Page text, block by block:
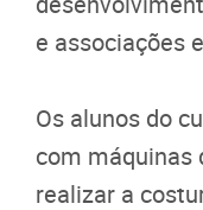
e associações
Os alunos do
com máquinas
realizar a